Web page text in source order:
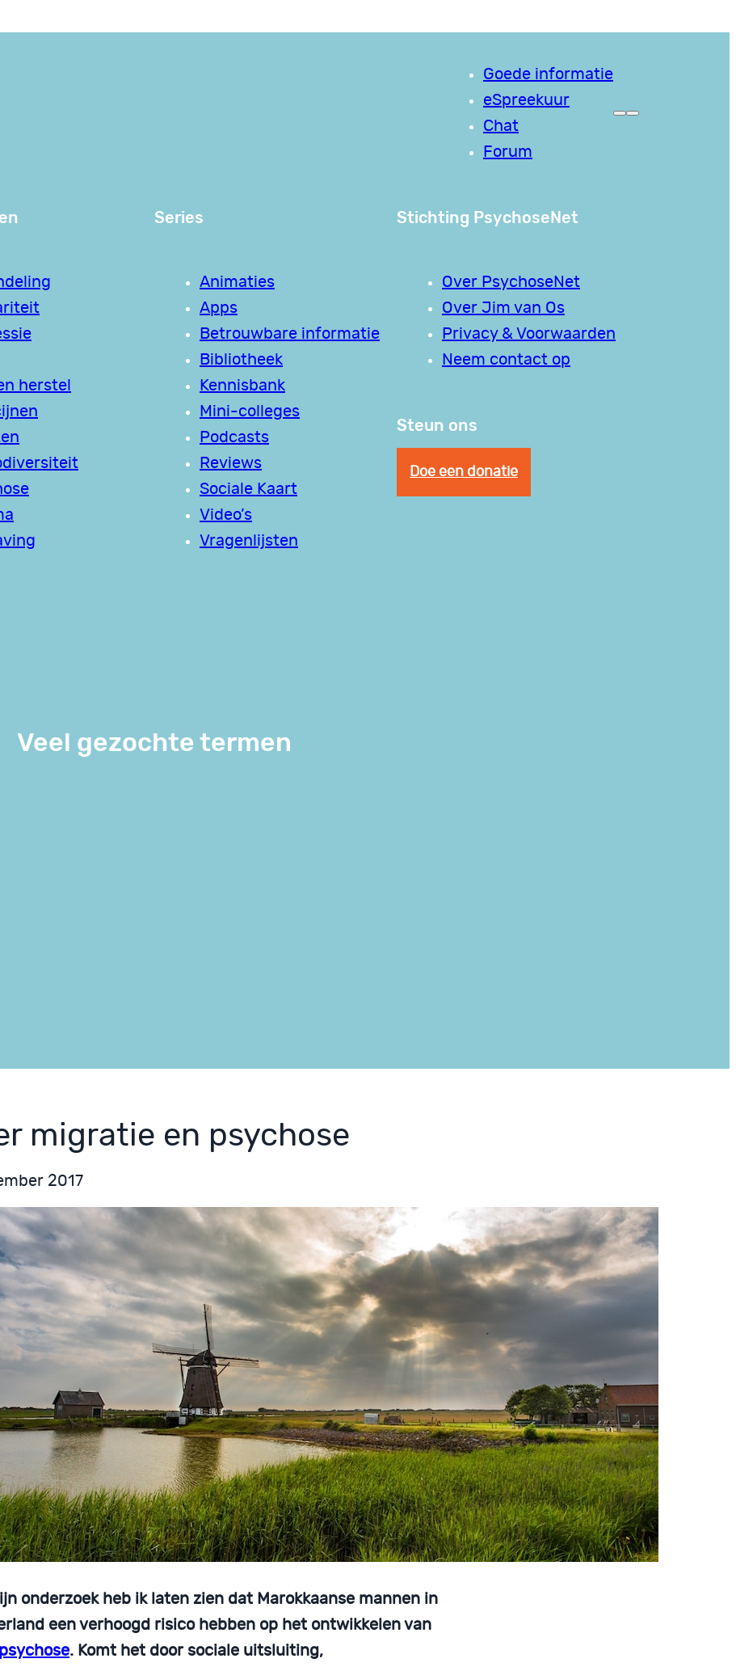
Goede informatie
eSpreekuur
Chat
Forum
herstel
Series
Animaties
Apps
Betrouwbare informatie
Bibliotheek
Kennisbank
Mini-colleges
Podcasts
Reviews
Sociale Kaart
Video’s
Vragenlijsten
Stichting PsychoseNet
Over PsychoseNet
Over Jim van Os
Privacy & Voorwaarden
Neem contact op
Steun ons
Doe een donatie
Veel gezochte termen
migratie en psychose
2017
onderzoek heb ik laten zien dat Marokkaanse mannen in
een verhoogd risico hebben op het ontwikkelen van
psychose. Komt het door sociale uitsluiting,